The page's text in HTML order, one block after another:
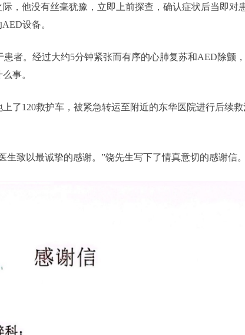
，他没有丝毫犹豫，立即上前探查，确认症状后当即对
设备。
者。经过大约5分钟紧张而有序的心肺复苏和AED除颤
事。
了120救护车，被紧急转运至附近的东华医院进行后续
致以最诚挚的感谢。”饶先生写下了情真意切的感谢信。